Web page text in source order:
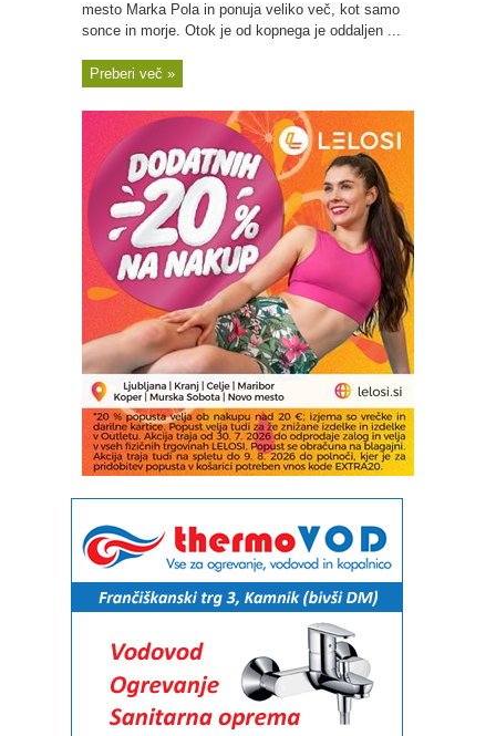
mesto Marka Pola in ponuja veliko več, kot samo
sonce in morje. Otok je od kopnega je oddaljen ...
Preberi več »